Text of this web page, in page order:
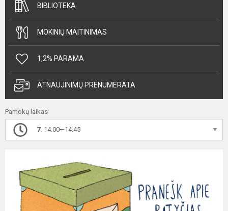
BIBLIOTEKA
MOKINIŲ MAITINIMAS
1,2% PARAMA
ATNAUJINIMŲ PRENUMERATA
Pamokų laikas
7. 14.00—14.45